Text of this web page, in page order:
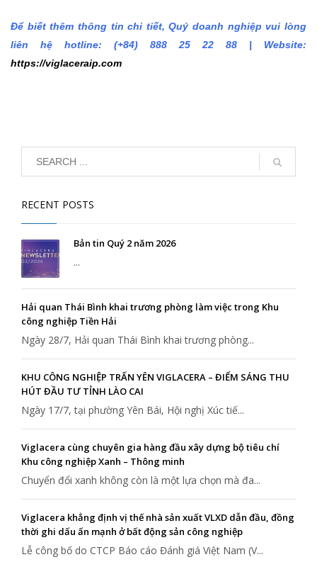
Để biết thêm thông tin chi tiết, Quý doanh nghiệp vui lòng
liên hệ hotline: (+84) 888 25 22 88 | Website:
https://viglaceraip.com
RECENT POSTS
Bản tin Quý 2 năm 2026
...
Hải quan Thái Bình khai trương phòng làm việc trong Khu
công nghiệp Tiền Hải
Ngày 28/7, Hải quan Thái Bình khai trương phòng...
KHU CÔNG NGHIỆP TRẤN YÊN VIGLACERA – ĐIỂM SÁNG THU
HÚT ĐẦU TƯ TỈNH LÀO CAI
Ngày 17/7, tại phường Yên Bái, Hội nghị Xúc tiế...
Viglacera cùng chuyên gia hàng đầu xây dựng bộ tiêu chí
Khu công nghiệp Xanh – Thông minh
Chuyển đổi xanh không còn là một lựa chọn mà đa...
Viglacera khẳng định vị thế nhà sản xuất VLXD dẫn đầu, đồng
thời ghi dấu ấn mạnh ở bất động sản công nghiệp
Lễ công bố do CTCP Báo cáo Đánh giá Việt Nam (V...